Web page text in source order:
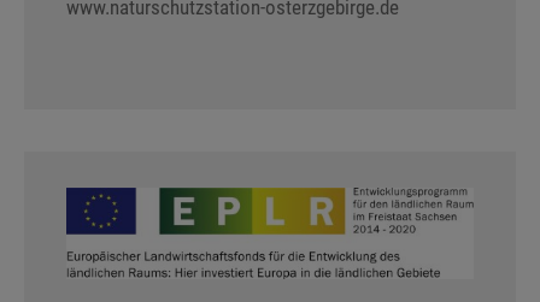
www.naturschutzstation-osterzgebirge.de